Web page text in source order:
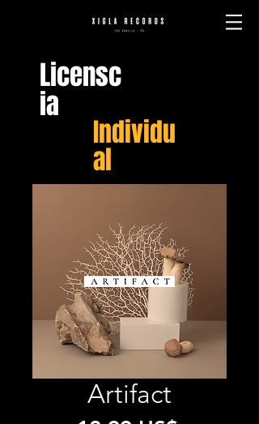
Licensc
ia
Individu
al
Artifact